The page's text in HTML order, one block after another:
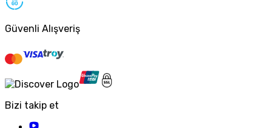
Güvenli Alışveriş
Bizi takip et